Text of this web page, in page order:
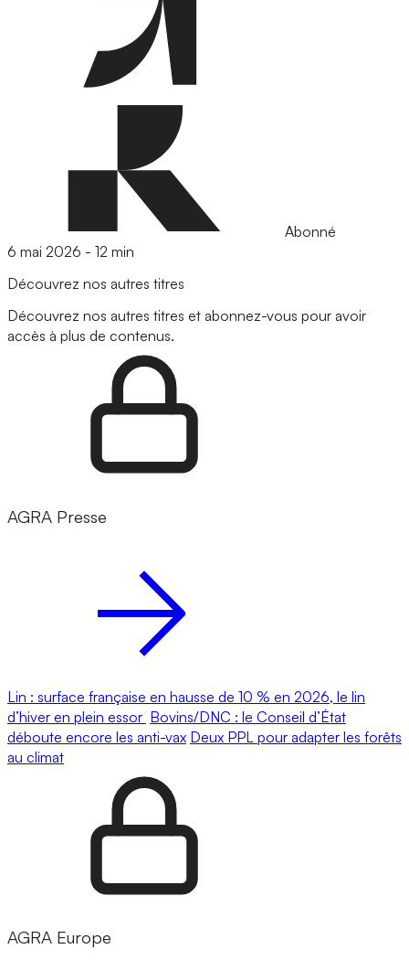
Abonné
6 mai 2026 - 12 min
Découvrez nos autres titres
Découvrez nos autres titres et abonnez-vous pour avoir
accès à plus de contenus.
AGRA Presse
Lin : surface française en hausse de 10 % en 2026, le lin
d’hiver en plein essor Bovins/DNC : le Conseil d’État
déboute encore les anti-vax Deux PPL pour adapter les forêts
au climat
AGRA Europe